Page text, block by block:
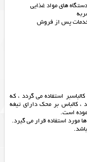
های مواد غذایی
استفاده می گردد ، که
کالباس بر محک دارای تیغه
مورد استفاده قرار می گیرد.